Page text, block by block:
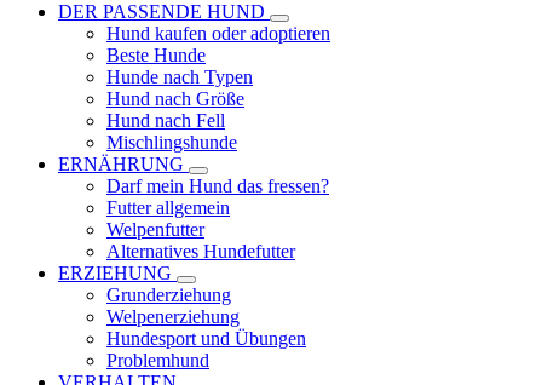
DER PASSENDE HUND
Hund kaufen oder adoptieren
Beste Hunde
Hunde nach Typen
Hund nach Größe
Hund nach Fell
Mischlingshunde
ERNÄHRUNG
Darf mein Hund das fressen?
Futter allgemein
Welpenfutter
Alternatives Hundefutter
ERZIEHUNG
Grunderziehung
Welpenerziehung
Hundesport und Übungen
Problemhund